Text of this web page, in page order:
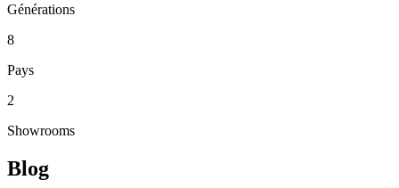
Générations
8
Pays
2
Showrooms
Blog